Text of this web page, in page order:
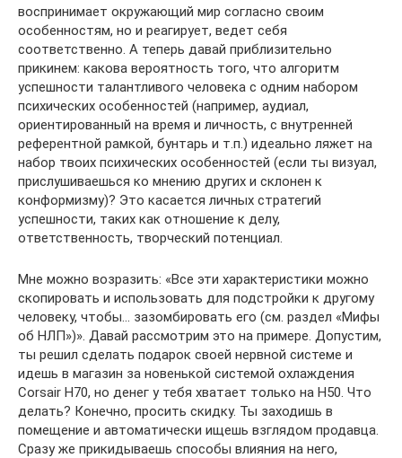
воспринимает окружающий мир согласно своим
особенностям, но и реагирует, ведет себя
соответственно. А теперь давай приблизительно
прикинем: какова вероятность того, что алгоритм
успешности талантливого человека с одним набором
психических особенностей (например, аудиал,
ориентированный на время и личность, с внутренней
референтной рамкой, бунтарь и т.п.) идеально ляжет на
набор твоих психических особенностей (если ты визуал,
прислушиваешься ко мнению других и склонен к
конформизму)? Это касается личных стратегий
успешности, таких как отношение к делу,
ответственность, творческий потенциал.
Мне можно возразить: «Все эти характеристики можно
скопировать и использовать для подстройки к другому
человеку, чтобы… зазомбировать его (см. раздел «Мифы
об НЛП»)». Давай рассмотрим это на примере. Допустим,
ты решил сделать подарок своей нервной системе и
идешь в магазин за новенькой системой охлаждения
Corsair H70, но денег у тебя хватает только на Н50. Что
делать? Конечно, просить скидку. Ты заходишь в
помещение и автоматически ищешь взглядом продавца.
Сразу же прикидываешь способы влияния на него,